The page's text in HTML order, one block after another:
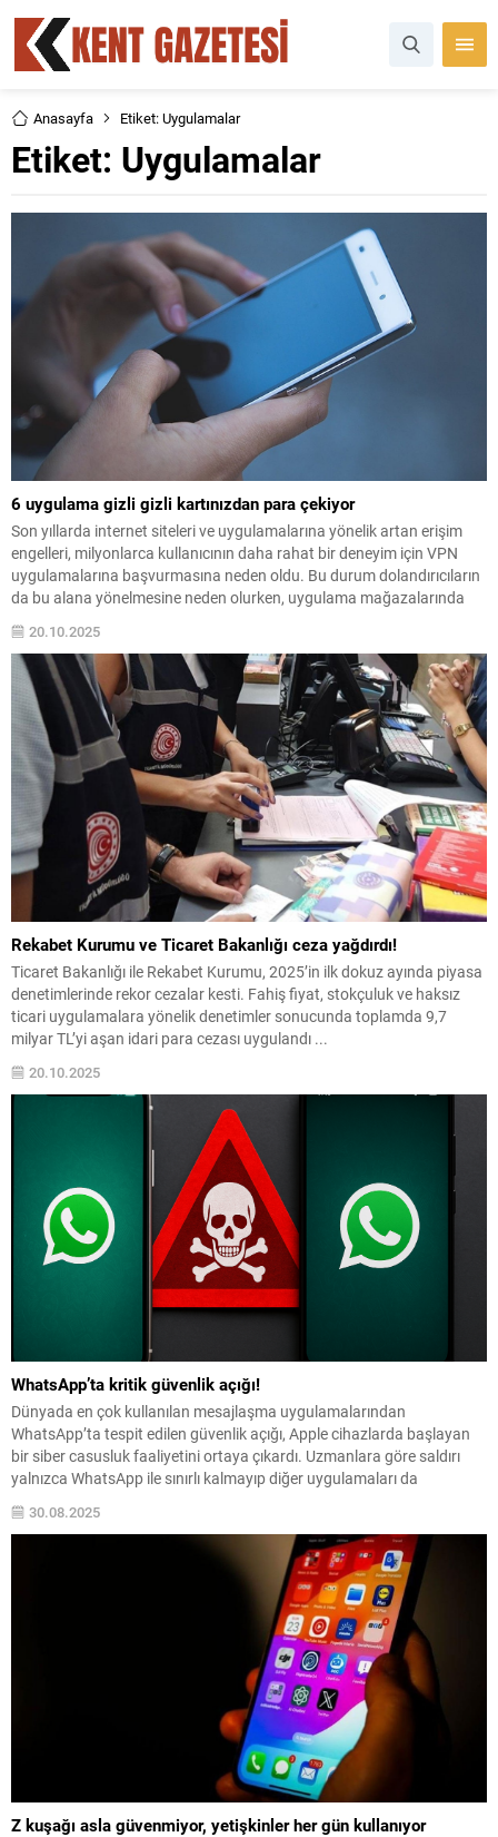
Anasayfa Etiket: Uygulamalar
Etiket: Uygulamalar
6 uygulama gizli gizli kartınızdan para çekiyor
Son yıllarda internet siteleri ve uygulamalarına yönelik artan erişim
engelleri, milyonlarca kullanıcının daha rahat bir deneyim için VPN
uygulamalarına başvurmasına neden oldu. Bu durum dolandırıcıların
da bu alana yönelmesine neden olurken, uygulama mağazalarında
bilgileri ele geçirildi.
20.10.2025
Rekabet Kurumu ve Ticaret Bakanlığı ceza yağdırdı!
Ticaret Bakanlığı ile Rekabet Kurumu, 2025’in ilk dokuz ayında piyasa
denetimlerinde rekor cezalar kesti. Fahiş fiyat, stokçuluk ve haksız
ticari uygulamalara yönelik denetimler sonucunda toplamda 9,7
milyar TL’yi aşan idari para cezası uygulandı ...
20.10.2025
WhatsApp’ta kritik güvenlik açığı!
Dünyada en çok kullanılan mesajlaşma uygulamalarından
WhatsApp’ta tespit edilen güvenlik açığı, Apple cihazlarda başlayan
bir siber casusluk faaliyetini ortaya çıkardı. Uzmanlara göre saldırı
yalnızca WhatsApp ile sınırlı kalmayıp diğer uygulamaları da
etkileyebilir.
30.08.2025
Z kuşağı asla güvenmiyor, yetişkinler her gün kullanıyor